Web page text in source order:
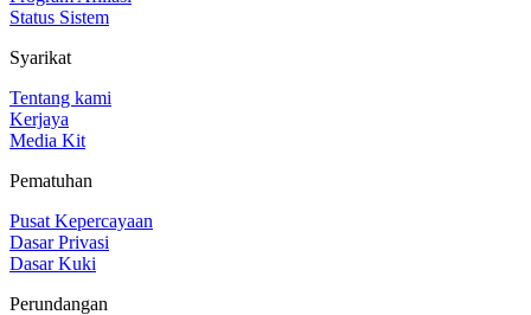
Status Sistem
Syarikat
Tentang kami
Kerjaya
Media Kit
Pematuhan
Pusat Kepercayaan
Dasar Privasi
Dasar Kuki
Perundangan